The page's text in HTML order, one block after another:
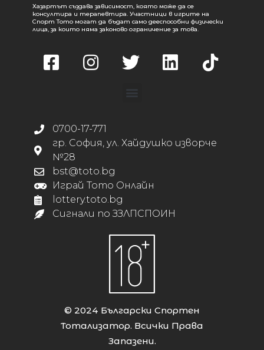
Хазартът създава зависимост, която може да се
консултира и терапевтира. Участници в игрите на
Спорт Тото могат да бъдат само дееспособни физически
лица, за които няма законово ограничение за това.
0700-17-771
гр. София, ул. Хайдушко изворче
№28
bst@toto.bg
Играй Тото Онлайн
lottery.toto.bg
Сигнали по ЗЗЛПСПОИН
© 2024 Български Спортен
Тотализатор. Всички Права
Запазени.